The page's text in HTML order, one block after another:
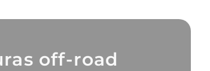
off-road